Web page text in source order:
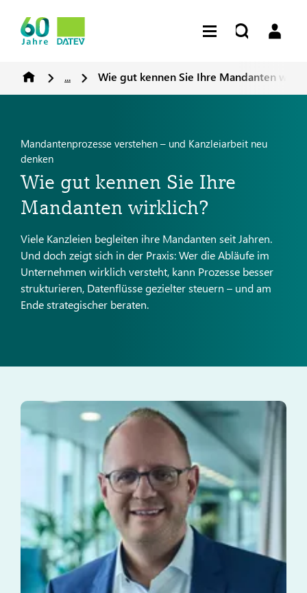
... Wie gut kennen Sie Ihre Mandanten
Mandantenprozesse verstehen – und Kanzleiarbeit neu
denken
Wie gut kennen Sie Ihre
Mandanten wirklich?
Viele Kanzleien begleiten ihre Mandanten seit Jahren.
Und doch zeigt sich in der Praxis: Wer die Abläufe im
Unternehmen wirklich versteht, kann Prozesse besser
strukturieren, Datenflüsse gezielter steuern – und am
Ende strategischer beraten.